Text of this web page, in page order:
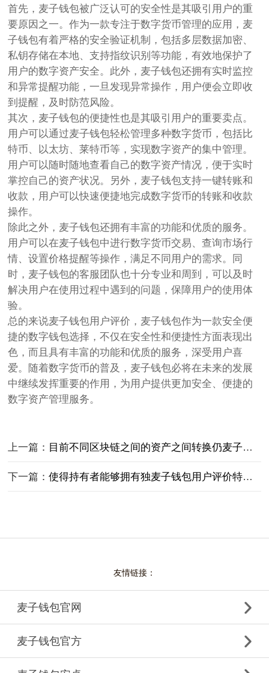
首先，麦子钱包被广泛认可的安全性是其吸引用户的重
要原因之一。作为一款专注于数字货币管理的应用，麦
子钱包有着严格的安全验证机制，包括多层数据加密、
私钥存储在本地、支持指纹识别等功能，有效地保护了
用户的数字资产安全。此外，麦子钱包还拥有实时监控
和异常提醒功能，一旦发现异常操作，用户便会立即收
到提醒，及时防范风险。
其次，麦子钱包的便捷性也是其吸引用户的重要卖点。
用户可以通过麦子钱包轻松管理多种数字货币，包括比
特币、以太坊、莱特币等，实现数字资产的集中管理。
用户可以随时随地查看自己的数字资产情况，便于实时
掌控自己的资产状况。另外，麦子钱包支持一键转账和
收款，用户可以快速便捷地完成数字货币的转账和收款
操作。
除此之外，麦子钱包还拥有丰富的功能和优质的服务。
用户可以在麦子钱包中进行数字货币交易、查询市场行
情、设置价格提醒等操作，满足不同用户的需求。同
时，麦子钱包的客服团队也十分专业和周到，可以及时
解决用户在使用过程中遇到的问题，保障用户的使用体
验。
总的来说麦子钱包用户评价，麦子钱包作为一款安全便
捷的数字钱包选择，不仅在安全性和便捷性方面表现出
色，而且具有丰富的功能和优质的服务，深受用户喜
爱。随着数字货币的普及，麦子钱包必将在未来的发展
中继续发挥重要的作用，为用户提供更加安全、便捷的
数字资产管理服务。
上一篇： 目前不同区块链之间的资产之间转换仍麦子钱包用户评价然存在一定难度
下一篇：使得持有者能够拥有独麦子钱包用户评价特的数字收藏品
友情链接：
麦子钱包官网
麦子钱包官方